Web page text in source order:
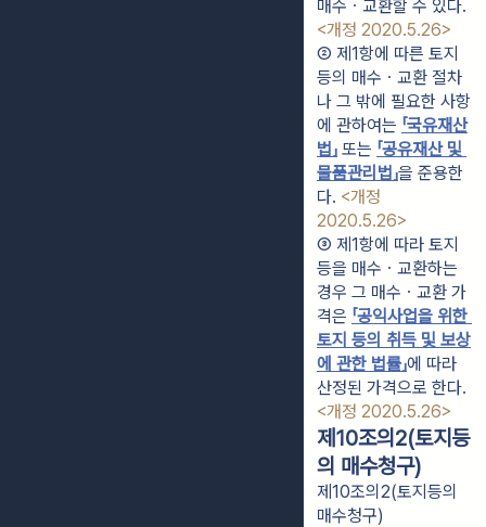
<개정 2020.5.26>
② 제1항에 따른 토지
등의 매수ㆍ교환 절차
나 그 밖에 필요한 사항
에 관하여는 「국유재산
법」 또는 「공유재산 및
물품관리법」을 준용한
다. <개정
2020.5.26>
③ 제1항에 따라 토지
등을 매수ㆍ교환하는
경우 그 매수ㆍ교환 가
격은 「공익사업을 위한
토지 등의 취득 및 보상
에 관한 법률」에 따라
<개정 2020.5.26>
제10조의2(토지등
의 매수청구)
제10조의2(토지등의
매수청구)